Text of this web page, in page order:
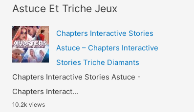
r
h
f
o
r
:
Astuce Et Triche Jeux
Chapters Interactive Stories
Astuce – Chapters Interactive
Stories Triche Diamants
Chapters Interactive Stories Astuce -
Chapters Interact...
10.2k views